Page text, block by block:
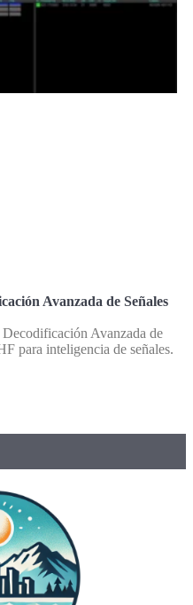
Avanzada de Señales
Avanzada de
para inteligencia de señales.